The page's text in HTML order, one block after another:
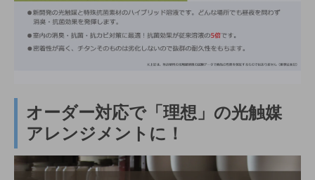
オーダー対応で「理想」の光触媒
アレンジメントに！